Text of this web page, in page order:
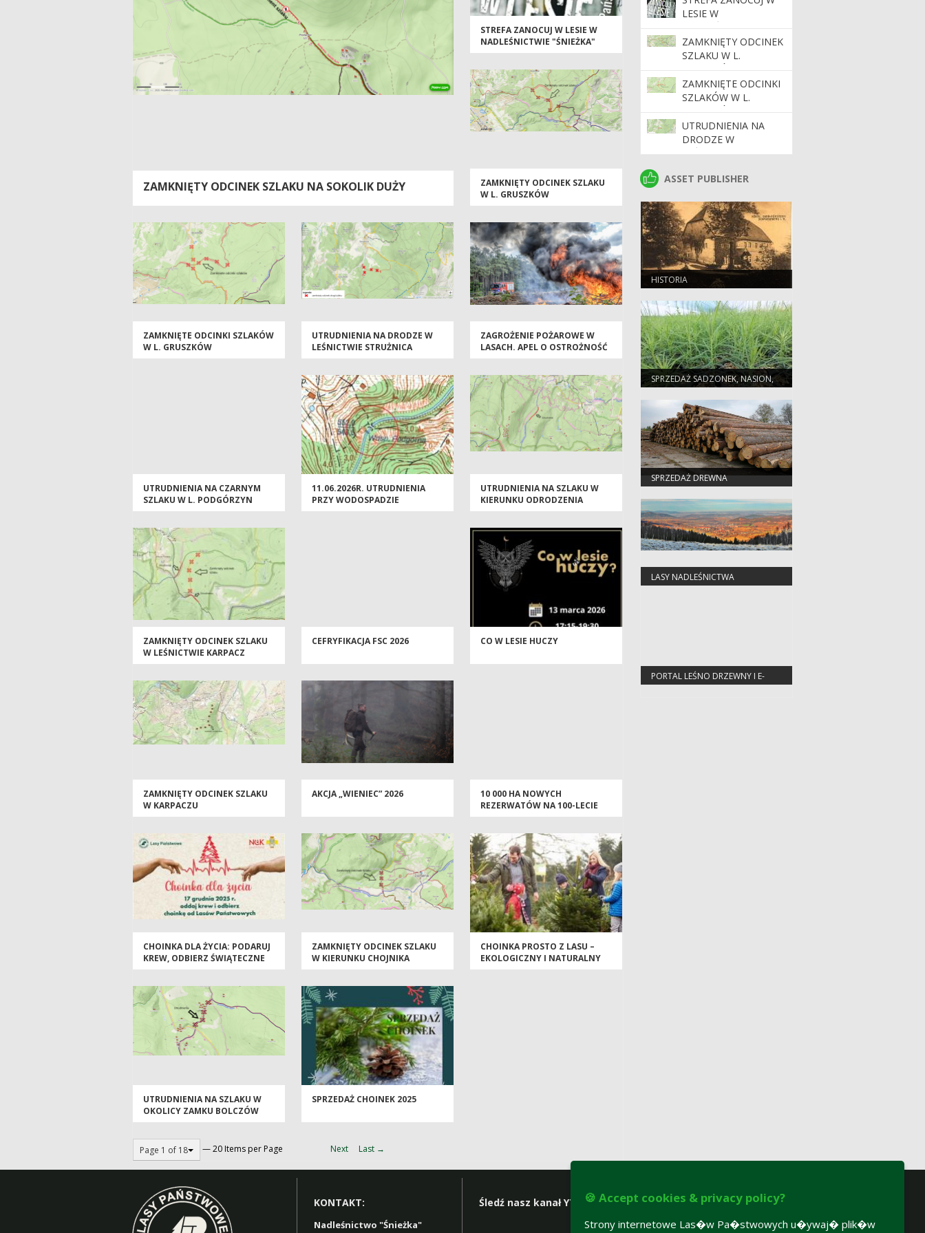
ZAMKNIĘTY ODCINEK SZLAKU NA SOKOLIK DUŻY
STREFA ZANOCUJ W LESIE W
NADLEŚNICTWIE "ŚNIEŻKA"
ZAMKNIĘTY ODCINEK SZLAKU
W L. GRUSZKÓW
ZAMKNIĘTE ODCINKI SZLAKÓW
W L. GRUSZKÓW
UTRUDNIENIA NA DRODZE W
LEŚNICTWIE STRUŻNICA
ZAGROŻENIE POŻAROWE W
LASACH. APEL O OSTROŻNOŚĆ
UTRUDNIENIA NA CZARNYM
SZLAKU W L. PODGÓRZYN
11.06.2026R. UTRUDNIENIA
PRZY WODOSPADZIE
PODGÓRNEJ
UTRUDNIENIA NA SZLAKU W
KIERUNKU ODRODZENIA
ZAMKNIĘTY ODCINEK SZLAKU
W LEŚNICTWIE KARPACZ
CEFRYFIKACJA FSC 2026 CO W LESIE HUCZY
ZAMKNIĘTY ODCINEK SZLAKU
W KARPACZU
AKCJA „WIENIEC” 2026
10 000 HA NOWYCH
REZERWATÓW NA 100-LECIE
LASÓW PAŃSTWOWYCH
CHOINKA DLA ŻYCIA: PODARUJ
KREW, ODBIERZ ŚWIĄTECZNE
DRZEWKO
ZAMKNIĘTY ODCINEK SZLAKU
W KIERUNKU CHOJNIKA
CHOINKA PROSTO Z LASU –
EKOLOGICZNY I NATURALNY
WYBÓR NA ŚWIĘTA.
UTRUDNIENIA NA SZLAKU W
OKOLICY ZAMKU BOLCZÓW
SPRZEDAŻ CHOINEK 2025
Page 1 of 18 — 20 Items per Page Next Last →
LESIE W
NADLEŚNICTWIE
"ŚNIEŻKA"
ZAMKNIĘTY ODCINEK
SZLAKU W L.
GRUSZKÓW
ZAMKNIĘTE ODCINKI
SZLAKÓW W L.
GRUSZKÓW
UTRUDNIENIA NA
DRODZE W
LEŚNICTWIE
ASSET PUBLISHER
ASSET PUBLISHER
HISTORIA
SPRZEDAŻ SADZONEK, NASION,
CHOINEK
SPRZEDAŻ DREWNA
LASY NADLEŚNICTWA
PORTAL LEŚNO DRZEWNY I E-
DREWNO
KONTAKT:
Nadleśnictwo "Śnieżka"
Śledź nasz kanał YT: 🍪 Accept cookies & privacy policy?
Strony internetowe Las�w Pa�stwowych u�ywaj� plik�w